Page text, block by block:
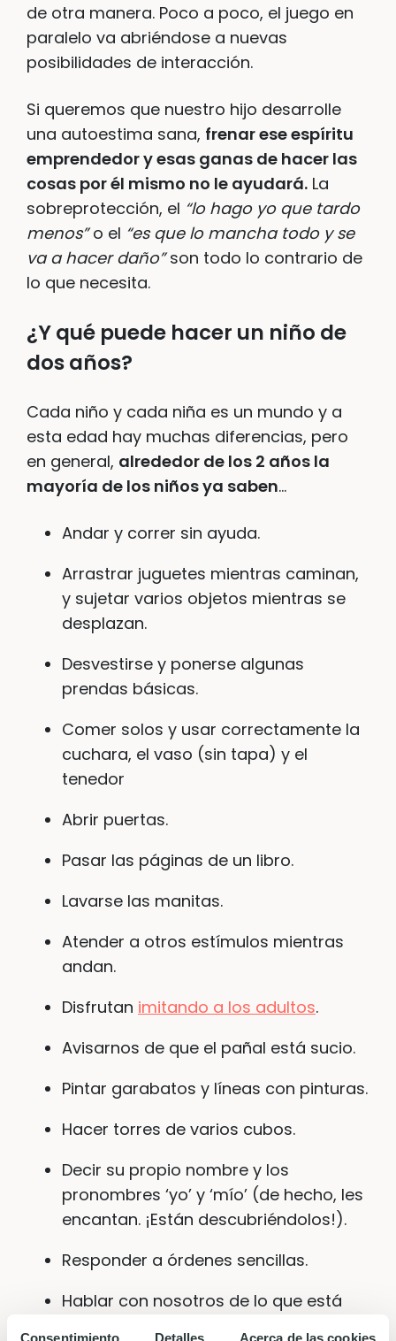
Consentimiento Detalles Acerca de las cookies
de otra manera. Poco a poco, el juego en
paralelo va abriéndose a nuevas
posibilidades de interacción.
Si queremos que nuestro hijo desarrolle
una autoestima sana, frenar ese espíritu
emprendedor y esas ganas de hacer las
cosas por él mismo no le ayudará. La
sobreprotección, el “lo hago yo que tardo
menos”o el “es que lo mancha todo y se
va a hacer daño”son todo lo contrario de
lo que necesita.
¿Y qué puede hacer un niño de
dos años?
Cada niño y cada niña es un mundo y a
esta edad hay muchas diferencias, pero
en general, alrededor de los 2 años la
mayoría de los niños ya saben…
Andar y correr sin ayuda.
Arrastrar juguetes mientras caminan,
y sujetar varios objetos mientras se
desplazan.
Desvestirse y ponerse algunas
prendas básicas.
Comer solos y usar correctamente la
cuchara, el vaso (sin tapa) y el
tenedor
Abrir puertas.
Pasar las páginas de un libro.
Lavarse las manitas.
Atender a otros estímulos mientras
andan.
Disfrutan imitando a los adultos.
Avisarnos de que el pañal está sucio.
Pintar garabatos y líneas con pinturas.
Hacer torres de varios cubos.
Decir su propio nombre y los
pronombres ‘yo’ y ‘mío’ (de hecho, les
encantan. ¡Están descubriéndolos!).
Responder a órdenes sencillas.
Hablar con nosotros de lo que está